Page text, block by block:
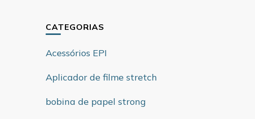
CATEGORIAS
Acessórios EPI
Aplicador de filme stretch
bobina de papel strong